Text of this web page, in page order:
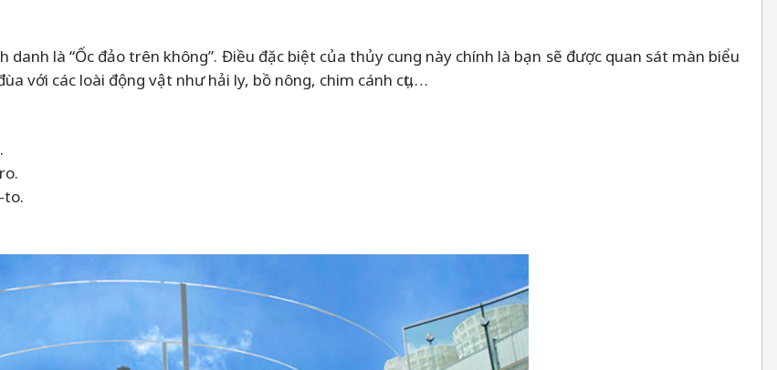
là “Ốc đảo trên không”. Điều đặc biệt của thủy cung này chính là bạn sẽ được quan sát màn biểu
với các loài động vật như hải ly, bồ nông, chim cánh cụt,…
to.